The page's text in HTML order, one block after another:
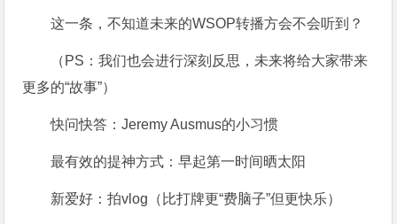
这一条，不知道未来的WSOP转播方会不会听到？
（PS：我们也会进行深刻反思，未来将给大家带来
更多的“故事”）
快问快答：Jeremy Ausmus的小习惯
最有效的提神方式：早起第一时间晒太阳
新爱好：拍vlog（比打牌更“费脑子”但更快乐）